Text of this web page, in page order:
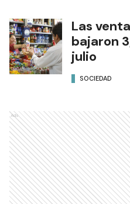
Las
bajaron
julio
SOCIEDAD
Ads